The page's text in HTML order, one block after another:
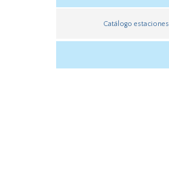
Catálogo estaciones